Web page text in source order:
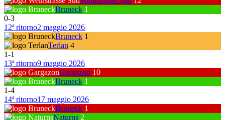
Bruneck 1
0-3
12ª ritorno2 maggio 2026
Bruneck 1
Terlan 4
1-1
13ª ritorno9 maggio 2026
Gargazon 10
Bruneck 1
1-4
14ª ritorno17 maggio 2026
Bruneck 1
Naturns 2